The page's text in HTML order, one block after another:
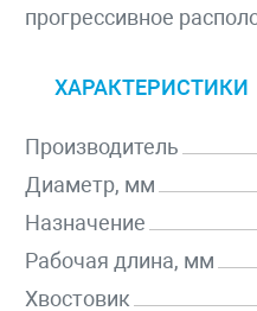
прогрессивное
ХАРАКТЕРИСТИКИ
Производитель
Диаметр, мм
Назначение
Рабочая длина, мм
Хвостовик